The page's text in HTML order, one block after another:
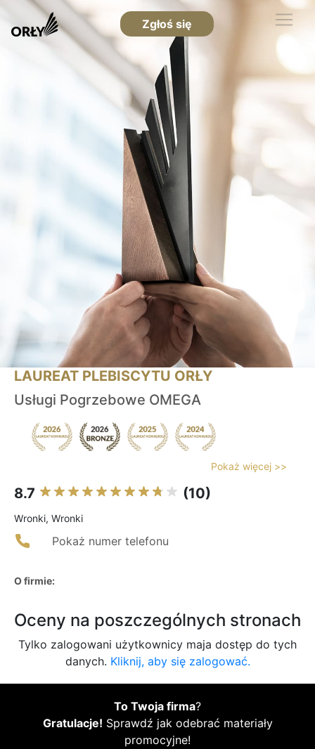
Zgłoś się
LAUREAT PLEBISCYTU ORŁY
Usługi Pogrzebowe OMEGA
Pokaż więcej >>
8.7 (10)
Wronki, Wronki
Pokaż numer telefonu
O firmie:
Oceny na poszczególnych stronach
Tylko zalogowani użytkownicy maja dostęp do tych
danych. Kliknij, aby się zalogować.
To Twoja firma?
Gratulacje! Sprawdź jak odebrać materiały
promocyjne!